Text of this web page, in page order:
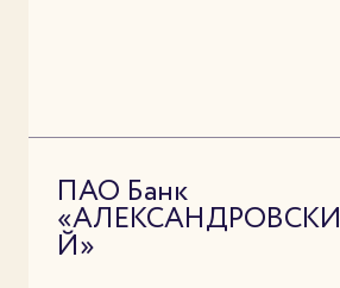
ПАО Банк
«АЛЕКСАНДРОВСКИ
Й»